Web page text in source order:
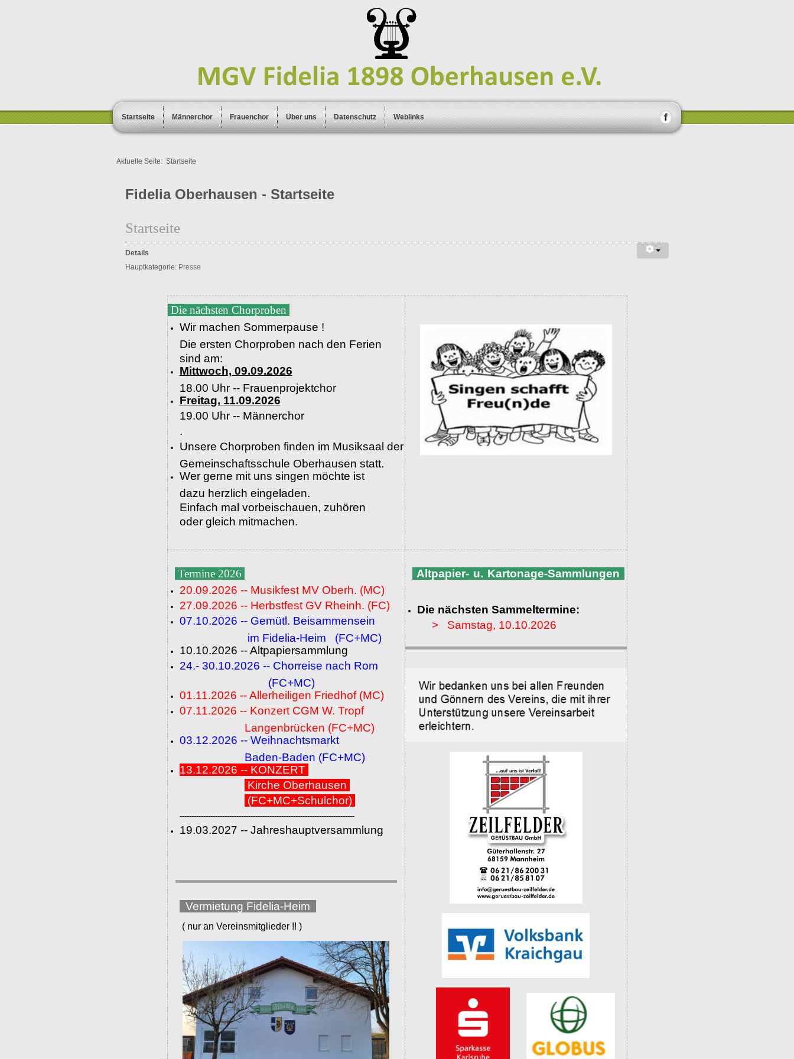
Startseite Männerchor Frauenchor Über uns Datenschutz Weblinks
Aktuelle Seite: Startseite
Fidelia Oberhausen - Startseite
Startseite
Details
Hauptkategorie: Presse
Die nächsten Chorproben
Wir machen Sommerpause !
Die ersten Chorproben nach den Ferien
sind am:
Mittwoch, 09.09.2026
18.00 Uhr -- Frauenprojektchor
Freitag, 11.09.2026
19.00 Uhr -- Männerchor
.
Unsere Chorproben finden im Musiksaal der
Gemeinschaftsschule Oberhausen statt.
Wer gerne mit uns singen möchte ist
dazu herzlich eingeladen.
Einfach mal vorbeischauen, zuhören
oder gleich mitmachen.
Termine 2026
20.09.2026 -- Musikfest MV Oberh. (MC)
27.09.2026 -- Herbstfest GV Rheinh. (FC)
07.10.2026 -- Gemütl. Beisammensein
im Fidelia-Heim (FC+MC)
10.10.2026 -- Altpapiersammlung
24.- 30.10.2026 -- Chorreise nach Rom
(FC+MC)
01.11.2026 -- Allerheiligen Friedhof (MC)
07.11.2026 -- Konzert CGM W. Tropf
Langenbrücken (FC+MC)
03.12.2026 -- Weihnachtsmarkt
Baden-Baden (FC+MC)
13.12.2026 -- KONZERT
Kirche Oberhausen
(FC+MC+Schulchor)
--------------------------------------------------------------------------
19.03.2027 -- Jahreshauptversammlung
Vermietung Fidelia-Heim
( nur an Vereinsmitglieder !! )
Altpapier- u. Kartonage-Sammlungen
Die nächsten Sammeltermine:
> Samstag, 10.10.2026